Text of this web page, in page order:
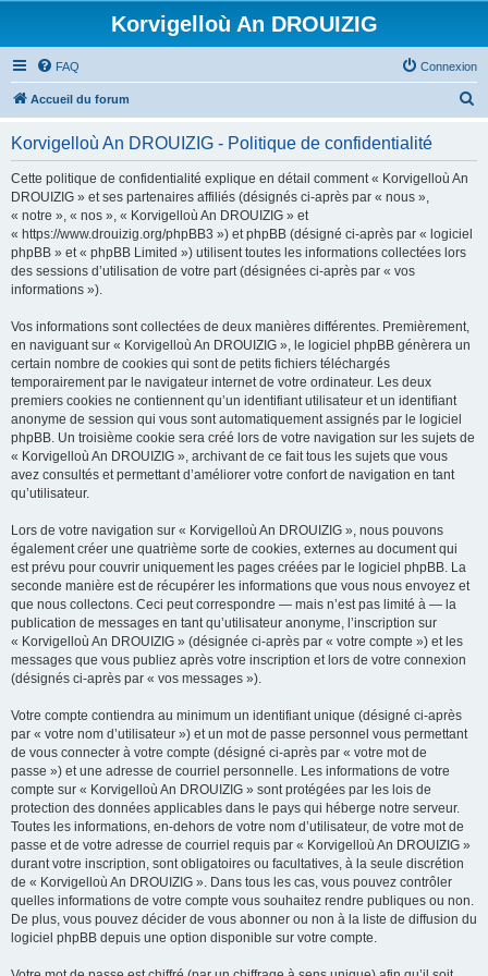
Korvigelloù An DROUIZIG
FAQ Connexion
Accueil du forum
Korvigelloù An DROUIZIG - Politique de confidentialité
Cette politique de confidentialité explique en détail comment « Korvigelloù An
DROUIZIG » et ses partenaires affiliés (désignés ci-après par « nous »,
« notre », « nos », « Korvigelloù An DROUIZIG » et
« https://www.drouizig.org/phpBB3 ») et phpBB (désigné ci-après par « logiciel
phpBB » et « phpBB Limited ») utilisent toutes les informations collectées lors
des sessions d’utilisation de votre part (désignées ci-après par « vos
informations »).
Vos informations sont collectées de deux manières différentes. Premièrement,
en naviguant sur « Korvigelloù An DROUIZIG », le logiciel phpBB génèrera un
certain nombre de cookies qui sont de petits fichiers téléchargés
temporairement par le navigateur internet de votre ordinateur. Les deux
premiers cookies ne contiennent qu’un identifiant utilisateur et un identifiant
anonyme de session qui vous sont automatiquement assignés par le logiciel
phpBB. Un troisième cookie sera créé lors de votre navigation sur les sujets de
« Korvigelloù An DROUIZIG », archivant de ce fait tous les sujets que vous
avez consultés et permettant d’améliorer votre confort de navigation en tant
qu’utilisateur.
Lors de votre navigation sur « Korvigelloù An DROUIZIG », nous pouvons
également créer une quatrième sorte de cookies, externes au document qui
est prévu pour couvrir uniquement les pages créées par le logiciel phpBB. La
seconde manière est de récupérer les informations que vous nous envoyez et
que nous collectons. Ceci peut correspondre — mais n’est pas limité à — la
publication de messages en tant qu’utilisateur anonyme, l’inscription sur
« Korvigelloù An DROUIZIG » (désignée ci-après par « votre compte ») et les
messages que vous publiez après votre inscription et lors de votre connexion
(désignés ci-après par « vos messages »).
Votre compte contiendra au minimum un identifiant unique (désigné ci-après
par « votre nom d’utilisateur ») et un mot de passe personnel vous permettant
de vous connecter à votre compte (désigné ci-après par « votre mot de
passe ») et une adresse de courriel personnelle. Les informations de votre
compte sur « Korvigelloù An DROUIZIG » sont protégées par les lois de
protection des données applicables dans le pays qui héberge notre serveur.
Toutes les informations, en-dehors de votre nom d’utilisateur, de votre mot de
passe et de votre adresse de courriel requis par « Korvigelloù An DROUIZIG »
durant votre inscription, sont obligatoires ou facultatives, à la seule discrétion
de « Korvigelloù An DROUIZIG ». Dans tous les cas, vous pouvez contrôler
quelles informations de votre compte vous souhaitez rendre publiques ou non.
De plus, vous pouvez décider de vous abonner ou non à la liste de diffusion du
logiciel phpBB depuis une option disponible sur votre compte.